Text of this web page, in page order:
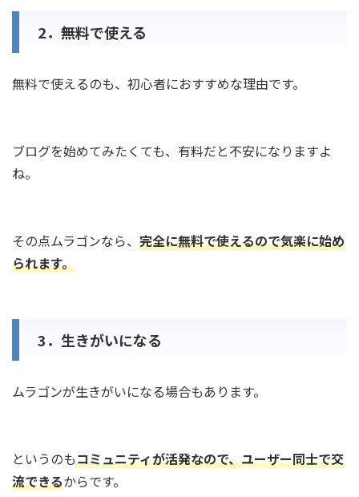
2．無料で使える
無料で使えるのも、初心者におすすめな理由です。
ブログを始めてみたくても、有料だと不安になりますよ
ね。
その点ムラゴンなら、 完全に無料で使えるので気楽に始め
られます。
3．生きがいになる
ムラゴンが生きがいになる場合もあります。
というのもコミュニティが活発なので、ユーザー同士で交
流できるからです。